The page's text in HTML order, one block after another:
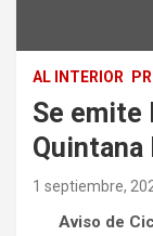
AL INTERIOR
Se emite
Quintana
1 septiembre,
Aviso de